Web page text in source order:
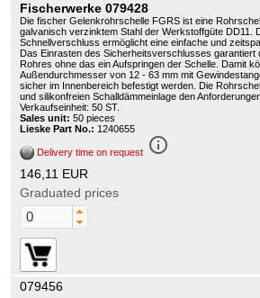
Fischerwerke 079428
Die fischer Gelenkrohrschelle FGRS ist eine
galvanisch verzinktem Stahl der Werkstoffgüte DD11.
Schnellverschluss ermöglicht eine einfache und
Das Einrasten des Sicherheitsverschlusses garantiert
Rohres ohne das ein Aufspringen der Schelle. Damit
Außendurchmesser von 12 - 63 mm mit
sicher im Innenbereich befestigt werden. Die
und silikonfreien Schalldämmeinlage den
Verkaufseinheit: 50 ST.
Sales unit: 50 pieces
Lieske Part No.: 1240655
Delivery time on request info_outline
146,11 EUR
Graduated prices
079456